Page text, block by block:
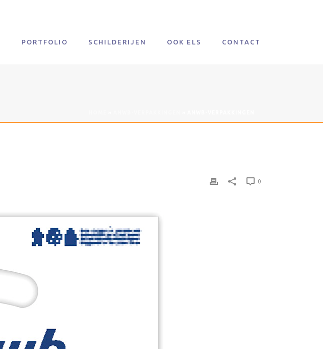
PORTFOLIO SCHILDERIJEN OOK ELS CONTACT
0